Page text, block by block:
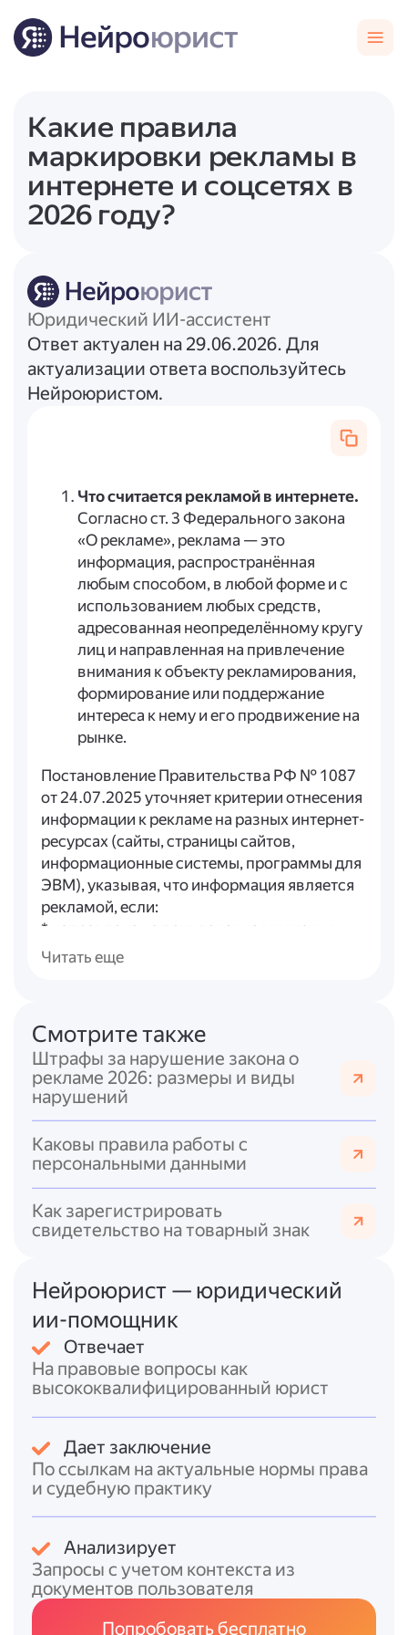
Какие правила
маркировки рекламы в
интернете и соцсетях в
2026 году?
Юридический ИИ-ассистент
Ответ актуален на 29.06.2026. Для
актуализации ответа воспользуйтесь
Нейроюристом.
Что считается рекламой в интернете.
Согласно ст. 3 Федерального закона
«О рекламе», реклама — это
информация, распространённая
любым способом, в любой форме и с
использованием любых средств,
адресованная неопределённому кругу
лиц и направленная на привлечение
внимания к объекту рекламирования,
формирование или поддержание
интереса к нему и его продвижение на
рынке.
Постановление Правительства РФ № 1087
от 24.07.2025 уточняет критерии отнесения
информации к рекламе на разных интернет-
ресурсах (сайты, страницы сайтов,
информационные системы, программы для
ЭВМ), указывая, что информация является
рекламой, если:
* направлена на привлечение внимания,
формирование/поддержание интереса и
материалов (например, результаты
поисковой выдачи, каталоги товаров,
информация на официальном сайте
производителя/продавца, отзывы
покупателей и т. п.);
* не является объявлениями физлиц или
юрлиц, не связанными с
предпринимательской деятельностью
(например, сообщения о безвозмездной
передаче вещей, продаже личных вещей,
привлечения внимания к товару/услуге).
Обязательные элементы маркировки.
«О рекламе», интернет-реклама (за
исключением размещённой в теле- и
радиопрограммах) должна содержать:
указание на рекламодателя;
либо ссылку на сайт/страницу сайта,
содержащую информацию о
рекламодателе.
18.1 Закона «О рекламе» требует,
чтобы распространение интернет-
рекламы допускалось только при
условии присвоения ей
Читать еще
Смотрите также
Штрафы за нарушение закона о
рекламе 2026: размеры и виды
нарушений
Каковы правила работы с
персональными данными
Как зарегистрировать
свидетельство на товарный знак
Нейроюрист — юридический
ии-помощник
Отвечает
На правовые вопросы как
высококвалифицированный юрист
Дает заключение
По ссылкам на актуальные нормы права
и судебную практику
Анализирует
Запросы с учетом контекста из
документов пользователя
Попробовать бесплатно